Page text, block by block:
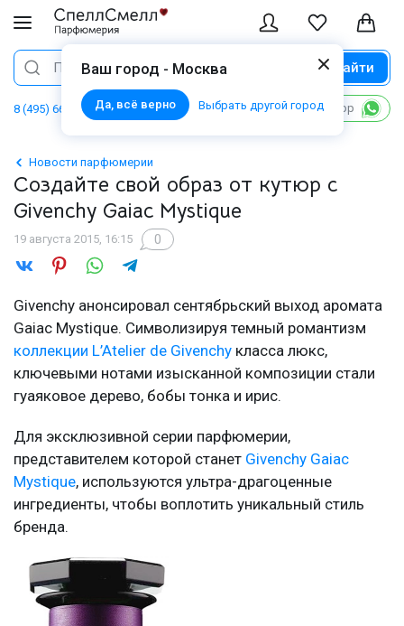
Ваш город - Москва
Да, всё верно Выбрать другой город
Поиск Найти
8 (495) 668 06 02 Написать в WhatsApp
Новости парфюмерии
Создайте свой образ от кутюр с
Givenchy Gaiac Mystique
19 августа 2015, 16:15 0
Givenchy анонсировал сентябрьский выход аромата
Gaiac Mystique. Символизируя темный романтизм
коллекции L’Atelier de Givenchy класса люкс,
ключевыми нотами изысканной композиции стали
гуаяковое дерево, бобы тонка и ирис.
Для эксклюзивной серии парфюмерии,
представителем которой станет Givenchy Gaiac
Mystique, используются ультра-драгоценные
ингредиенты, чтобы воплотить уникальный стиль
бренда.